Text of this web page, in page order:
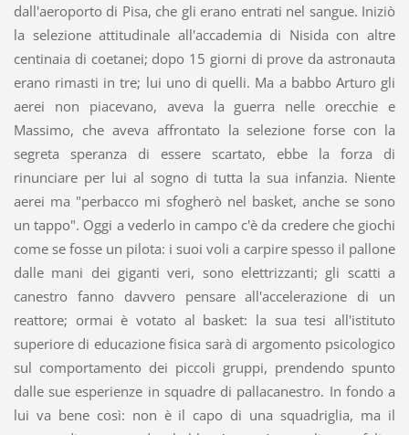
dall'aeroporto di Pisa, che gli erano entrati nel sangue. Iniziò
la selezione attitudinale all'accademia di Nisida con altre
centinaia di coetanei; dopo 15 giorni di prove da astronauta
erano rimasti in tre; lui uno di quelli. Ma a babbo Arturo gli
aerei non piacevano, aveva la guerra nelle orecchie e
Massimo, che aveva affrontato la selezione forse con la
segreta speranza di essere scartato, ebbe la forza di
rinunciare per lui al sogno di tutta la sua infanzia. Niente
aerei ma "perbacco mi sfogherò nel basket, anche se sono
un tappo". Oggi a vederlo in campo c'è da credere che giochi
come se fosse un pilota: i suoi voli a carpire spesso il pallone
dalle mani dei giganti veri, sono elettrizzanti; gli scatti a
canestro fanno davvero pensare all'accelerazione di un
reattore; ormai è votato al basket: la sua tesi all'istituto
superiore di educazione fisica sarà di argomento psicologico
sul comportamento dei piccoli gruppi, prendendo spunto
dalle sue esperienze in squadre di pallacanestro. In fondo a
lui va bene così: non è il capo di una squadriglia, ma il